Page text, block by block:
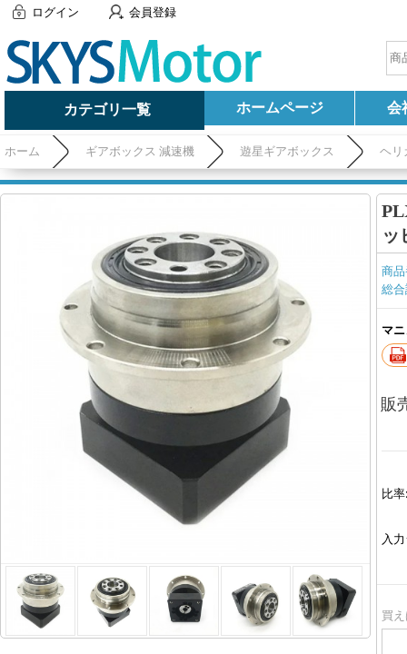
ログイン 会員登録
カテゴリ一覧 ホームページ 会
ホーム ギアボックス 減速機 遊星ギアボックス ヘリ
ッ
商
総
マ
販
比率:
入
買